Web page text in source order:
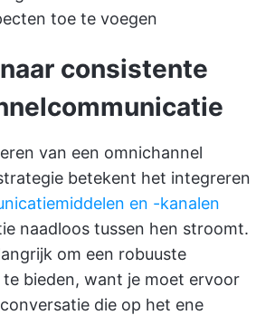
toe te voegen
consistente
van een omnichannel
betekent het integreren
en -kanalen
naadloos tussen hen stroomt.
om een robuuste
bieden, want je moet ervoor
die op het ene